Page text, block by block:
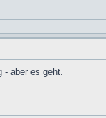
- aber es geht.